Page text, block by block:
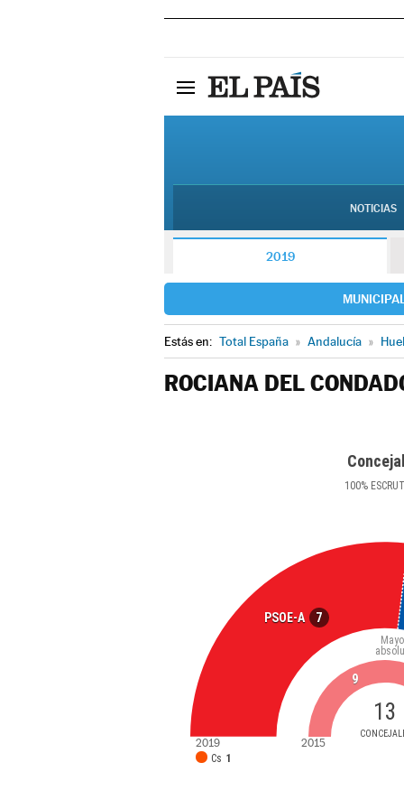
NOTICIAS
2019
Estás en: Total España » Andalucía »
ROCIANA DEL
100%
PSOE-A 7
13
Cs 1
9
2019 2015